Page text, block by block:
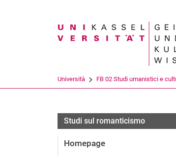
Università FB 02 Studi umanistici e
Studi sul romanticismo
Homepage